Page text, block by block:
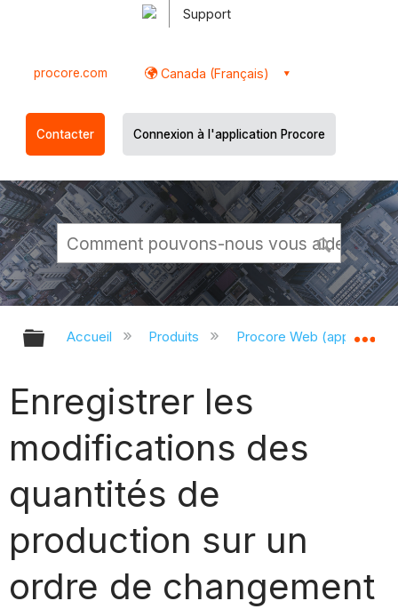
Support
procore.com Canada (Français)
Contacter Connexion à l'application Procore
Développer/réduire la hiérarchie
Accueil Produits Procore Web
Enregistrer les
modifications des
quantités de
production sur un
ordre de changement